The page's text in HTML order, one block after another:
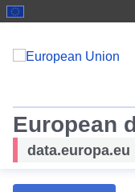
European
data.europa.eu